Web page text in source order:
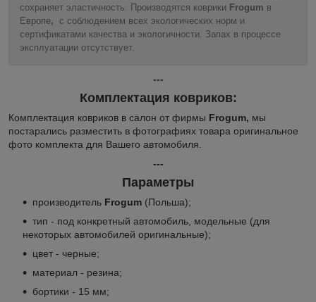
сохраняет эластичность. Производятся коврики Frogum в
Европе, с соблюдением всех экологических норм и
сертификатами качества и экологичности. Запах в процессе
эксплуатации отсутствует.
---
Комплектация ковриков:
Комплектация ковриков в салон от фирмы Frogum, мы
постарались разместить в фотографиях товара оригинальное
фото комплекта для Вашего автомобиля.
---
Параметры
производитель Frogum (Польша);
тип - под конкретный автомобиль, модельные (для
некоторых автомобилей оригинальные);
цвет - черные;
материал - резина;
бортики - 15 мм;